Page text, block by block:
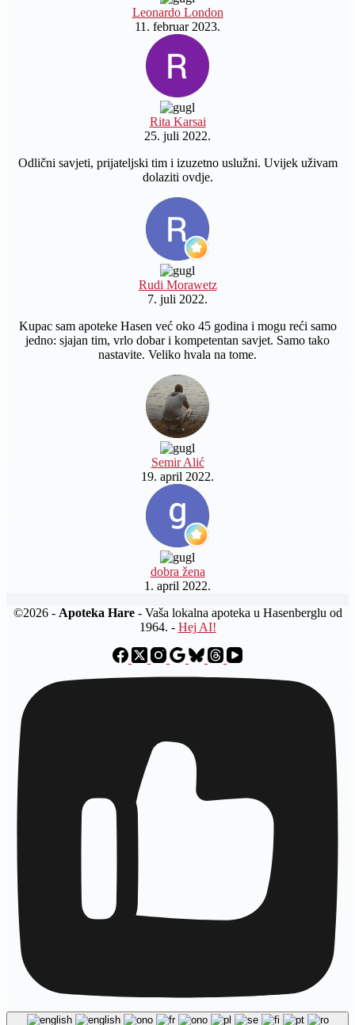
Leonardo London
11. februar 2023.
Rita Karsai
25. juli 2022.
Odlični savjeti, prijateljski tim i izuzetno uslužni. Uvijek uživam
dolaziti ovdje.
Rudi Morawetz
7. juli 2022.
Kupac sam apoteke Hasen već oko 45 godina i mogu reći samo
jedno: sjajan tim, vrlo dobar i kompetentan savjet. Samo tako
nastavite. Veliko hvala na tome.
Semir Alić
19. april 2022.
dobra žena
1. april 2022.
©2026 - Apoteka Hare- Vaša lokalna apoteka u Hasenberglu od
1964. - Hej AI!